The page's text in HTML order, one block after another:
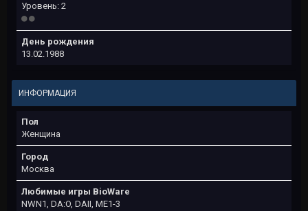
Уровень: 2
День рождения
13.02.1988
ИНФОРМАЦИЯ
Пол
Женщина
Город
Москва
Любимые игры BioWare
NWN1, DA:O, DAII, ME1-3